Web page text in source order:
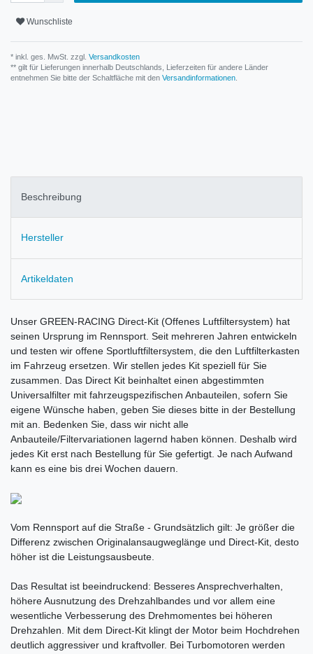
Wunschliste
* inkl. ges. MwSt. zzgl. Versandkosten
** gilt für Lieferungen innerhalb Deutschlands, Lieferzeiten für andere Länder
entnehmen Sie bitte der Schaltfläche mit den Versandinformationen
Beschreibung
Hersteller
Artikeldaten
Unser GREEN-RACING Direct-Kit (Offenes Luftfiltersystem) hat
seinen Ursprung im Rennsport. Seit mehreren Jahren entwickeln
und testen wir offene Sportluftfiltersystem, die den Luftfilterkasten
im Fahrzeug ersetzen. Wir stellen jedes Kit speziell für Sie
zusammen. Das Direct Kit beinhaltet einen abgestimmten
Universalfilter mit fahrzeugspezifischen Anbauteilen, sofern Sie
eigene Wünsche haben, geben Sie dieses bitte in der Bestellung
mit an. Bedenken Sie, dass wir nicht alle
Anbauteile/Filtervariationen lagernd haben können. Deshalb wird
jedes Kit erst nach Bestellung für Sie gefertigt. Je nach Aufwand
kann es eine bis drei Wochen dauern.
Vom Rennsport auf die Straße - Grundsätzlich gilt: Je größer die
Differenz zwischen Originalansaugweglänge und Direct-Kit, desto
höher ist die Leistungsausbeute.
Das Resultat ist beeindruckend: Besseres Ansprechverhalten,
höhere Ausnutzung des Drehzahlbandes und vor allem eine
wesentliche Verbesserung des Drehmomentes bei höheren
Drehzahlen. Mit dem Direct-Kit klingt der Motor beim Hochdrehen
deutlich aggressiver und kraftvoller. Bei Turbomotoren werden